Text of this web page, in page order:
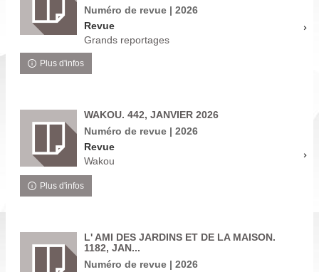
Numéro de revue | 2026
Revue
Grands reportages
Plus d'infos
WAKOU. 442, JANVIER 2026
Numéro de revue | 2026
Revue
Wakou
Plus d'infos
L' AMI DES JARDINS ET DE LA MAISON.
1182, JAN...
Numéro de revue | 2026